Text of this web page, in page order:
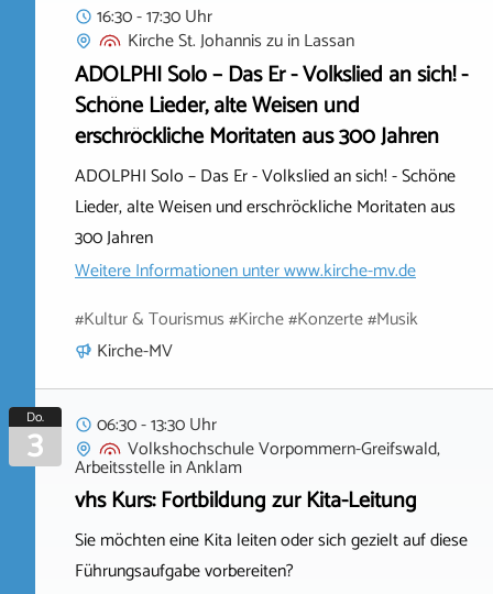
16:30 - 17:30 Uhr
Kirche St. Johannis zuinLassan
ADOLPHI Solo – Das Er - Volkslied an sich! -
Schöne Lieder, alte Weisen und
erschröckliche Moritaten aus 300 Jahren
ADOLPHI Solo – Das Er - Volkslied an sich! - Schöne
Lieder, alte Weisen und erschröckliche Moritaten aus
300 Jahren
Weitere Informationen unterwww.kirche-mv.de
#Kultur & Tourismus #Kirche #Konzerte #Musik
Kirche-MV
Do.
3
06:30 - 13:30 Uhr
Volkshochschule Vorpommern-Greifswald,
ArbeitsstelleinAnklam
vhs Kurs: Fortbildung zur Kita-Leitung
Sie möchten eine Kita leiten oder sich gezielt auf diese
Führungsaufgabe vorbereiten?